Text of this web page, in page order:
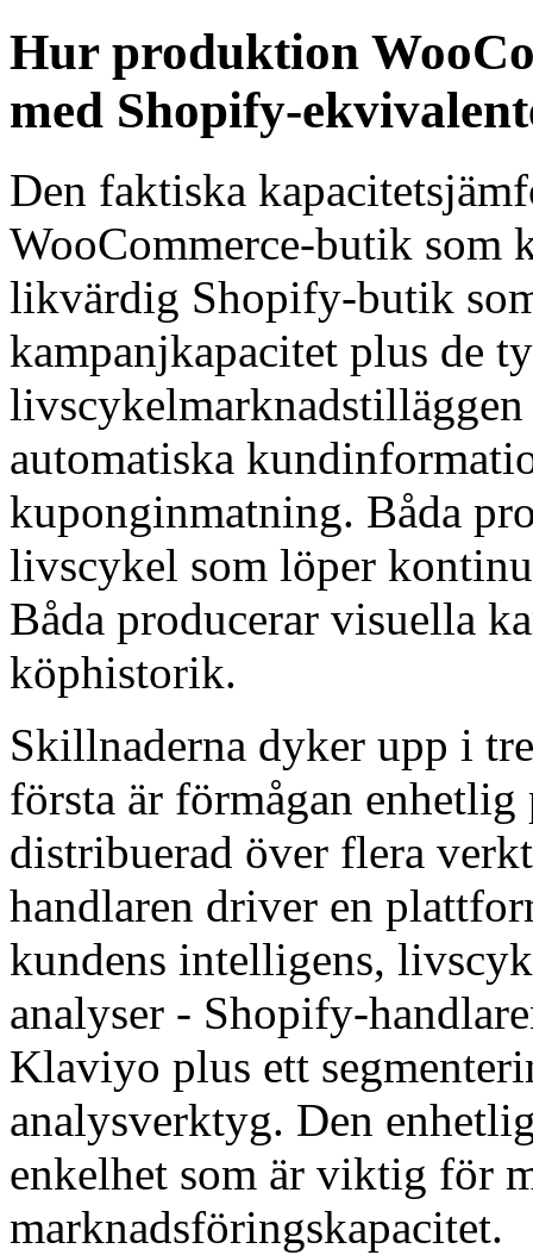
Hur produktion
med Shopify-
Den faktiska
WooCommerce-butik som
likvärdig Shopify-butik
kampanjkapacitet plus de
livscykelmarknadstilläggen
automatiska
kuponginmatning. Båda
livscykel som löper
Båda producerar visuella
köphistorik.
Skillnaderna dyker upp i
första är förmågan
distribuerad över flera
handlaren driver en
kundens intelligens,
analyser - Shopify-
Klaviyo plus ett
analysverktyg. Den
enkelhet som är viktig för
marknadsföringskapacitet.